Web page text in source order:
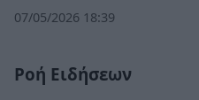
07/05/2026 18:39
Ροή Ειδήσεων